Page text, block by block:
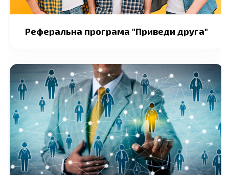
Реферальна програма "Приведи друга"